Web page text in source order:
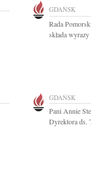
GDAŃSK
Rada
składa
GDAŃSK
Pani Annie
Dyrektora ds.